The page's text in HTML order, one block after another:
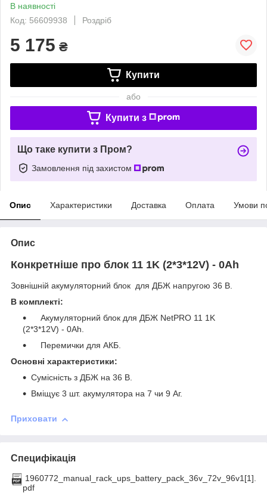
В наявності
Код: 56609938
Роздріб
5 175 ₴
Купити
або
Купити з
Що таке купити з Пром?
Замовлення під захистом
Опис Характеристики Доставка Оплата Умови
Опис
Конкретніше про блок 11 1K (2*3*12V) - 0Ah
Зовнішній акумуляторний блок для ДБЖ напругою 36 В.
В комплекті:
Акумуляторний блок для ДБЖ NetPRO 11 1K
(2*3*12V) - 0Ah.
Перемички для АКБ.
Основні характеристики:
Сумісність з ДБЖ на 36 В.
Вміщує 3 шт. акумулятора на 7 чи 9 Аг.
Приховати
Специфікація
1960772_manual_rack_ups_battery_pack_36v_72v_96v1[1].
pdf